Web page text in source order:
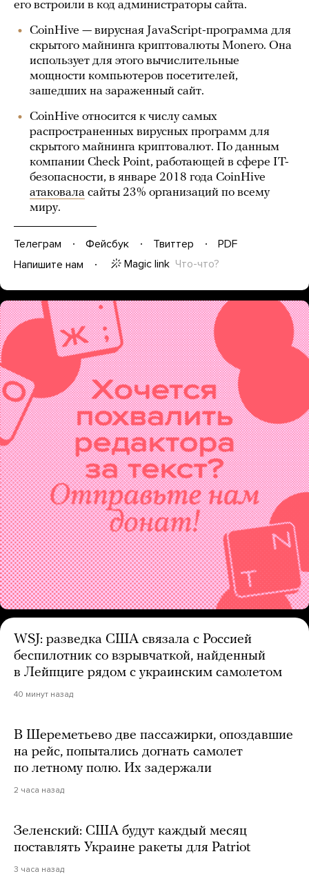
его встроили в код администраторы сайта.
CoinHive — вирусная JavaScript-программа для
скрытого майнинга криптовалюты Monero. Она
использует для этого вычислительные
мощности компьютеров посетителей,
зашедших на зараженный сайт.
CoinHive относится к числу самых
распространенных вирусных программ для
скрытого майнинга криптовалют. По данным
компании Check Point, работающей в сфере IT-
безопасности, в январе 2018 года CoinHive
атаковала сайты 23% организаций по всему
миру.
Телеграм Фейсбук Твиттер
PDF
Напишите нам
Magic link Что-что?
WSJ: разведка США связала с Россией
беспилотник со взрывчаткой, найденный
в Лейпциге рядом с украинским самолетом
40 минут назад
В Шереметьево две пассажирки, опоздавшие
на рейс, попытались догнать самолет
по летному полю. Их задержали
2 часа назад
Зеленский: США будут каждый месяц
поставлять Украине ракеты для Patriot
3 часа назад